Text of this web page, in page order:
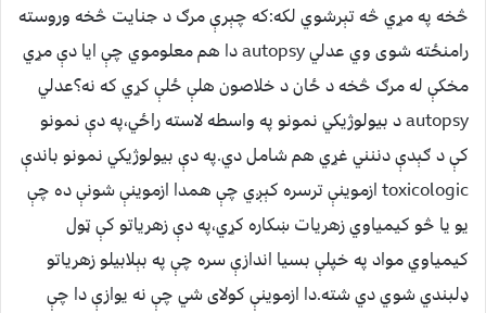
څخه په مړي څه تېرشوي لکه:که چېرې مرګ د جنایت څخه وروسته
رامنځته شوی وي عدلي autopsy دا هم معلوموي چې ایا دې مړي
مخکې له مرګ څخه د ځان د خلاصون هلې ځلې کړي که نه؟عدلي
autopsy د بیولوژیکي نمونو په واسطه لاسته راځي،په دې نمونو
کې د ګېدې دننني غړي هم شامل دي.په دې بیولوژیکي نمونو باندې
toxicologic ازموینې ترسره کېږي چې همدا ازموینې شونې ده چې
یو یا څو کیمیاوي زهریات ښکاره کړي،په دې زهریاتو کې ټول
کیمیاوي مواد په خپلې بسیا اندازې سره چې په بېلابیلو زهریاتو
ډلبندي شوي دي شته.دا ازموینې کولای شي چې نه یوازې دا چې